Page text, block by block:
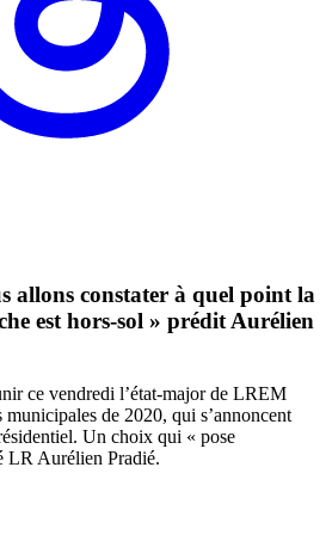
allons constater à quel point la
est hors-sol » prédit Aurélien
ce vendredi l’état-major de LREM
de 2020, qui s’annoncent
Un choix qui « pose
LR Aurélien Pradié.